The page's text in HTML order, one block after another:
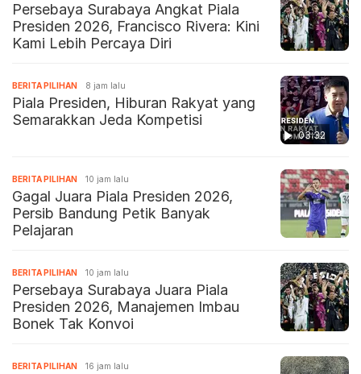
Persebaya Surabaya Angkat Piala
Presiden 2026, Francisco Rivera: Kini
Kami Lebih Percaya Diri
03:32
BERITA PILIHAN 8 jam lalu
Piala Presiden, Hiburan Rakyat yang
Semarakkan Jeda Kompetisi
BERITA PILIHAN 10 jam lalu
Gagal Juara Piala Presiden 2026,
Persib Bandung Petik Banyak
Pelajaran
BERITA PILIHAN 10 jam lalu
Persebaya Surabaya Juara Piala
Presiden 2026, Manajemen Imbau
Bonek Tak Konvoi
BERITA PILIHAN 16 jam lalu